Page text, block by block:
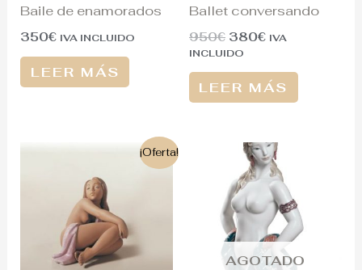
Baile de enamorados
350€ IVA INCLUIDO
LEER MÁS
Ballet conversando
950€ 380€ IVA
INCLUIDO
LEER MÁS
¡Oferta!
El
original
era:
550€.
El
actual
es:
240€.
AGOTADO